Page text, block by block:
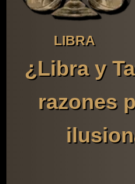
LIBRA
¿Libra y
razones